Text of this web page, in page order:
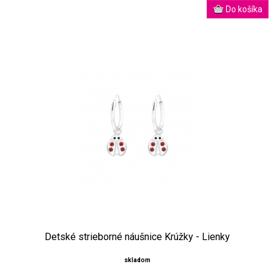
Detské strieborné náušnice Krúžky - Lienky
skladom